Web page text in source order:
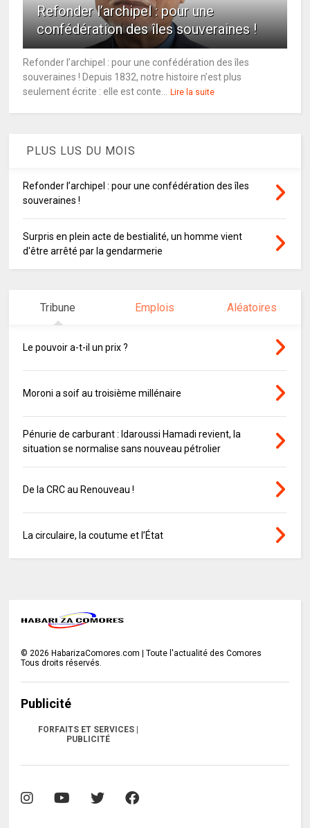
Refonder l’archipel : pour une
confédération des îles souveraines !
Refonder l’archipel : pour une confédération des îles
souveraines ! Depuis 1832, notre histoire n’est plus
seulement écrite : elle est conte...
Lire la suite
PLUS LUS DU MOIS
Refonder l’archipel : pour une confédération des îles
souveraines !
Surpris en plein acte de bestialité, un homme vient
d'être arrêté par la gendarmerie
Tribune Emplois Aléatoires
Le pouvoir a-t-il un prix ?
Moroni a soif au troisième millénaire
Pénurie de carburant : Idaroussi Hamadi revient, la
situation se normalise sans nouveau pétrolier
De la CRC au Renouveau !
La circulaire, la coutume et l’État
©2026 HabarizaComores.com | Toute l'actualité des Comores
Tous droits réservés.
Publicité
FORFAITS ET SERVICES |
PUBLICITÉ